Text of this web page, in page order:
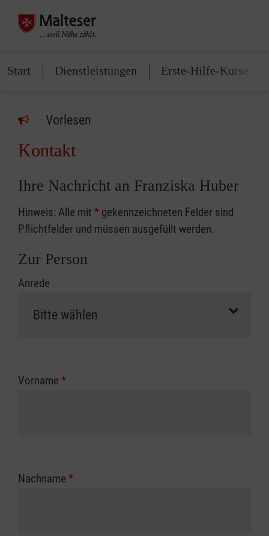
Start Dienstleistungen Erste-Hilfe-Kurse
Vorlesen
Kontakt
Ihre Nachricht an Franziska Huber
Hinweis: Alle mit * gekennzeichneten Felder sind
Pflichtfelder und müssen ausgefüllt werden.
Zur Person
Anrede
Vorname *
Nachname *